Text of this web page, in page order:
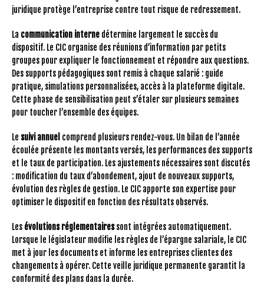
juridique protège l’entreprise contre tout risque de redressement.
La communication interne détermine largement le succès du
dispositif. Le CIC organise des réunions d’information par petits
groupes pour expliquer le fonctionnement et répondre aux questions.
Des supports pédagogiques sont remis à chaque salarié : guide
pratique, simulations personnalisées, accès à la plateforme digitale.
Cette phase de sensibilisation peut s’étaler sur plusieurs semaines
pour toucher l’ensemble des équipes.
Le suivi annuel comprend plusieurs rendez-vous. Un bilan de l’année
écoulée présente les montants versés, les performances des supports
et le taux de participation. Les ajustements nécessaires sont discutés
: modification du taux d’abondement, ajout de nouveaux supports,
évolution des règles de gestion. Le CIC apporte son expertise pour
optimiser le dispositif en fonction des résultats observés.
Les évolutions réglementairessont intégrées automatiquement.
Lorsque le législateur modifie les règles de l’épargne salariale, le CIC
met à jour les documents et informe les entreprises clientes des
changements à opérer. Cette veille juridique permanente garantit la
conformité des plans dans la durée.